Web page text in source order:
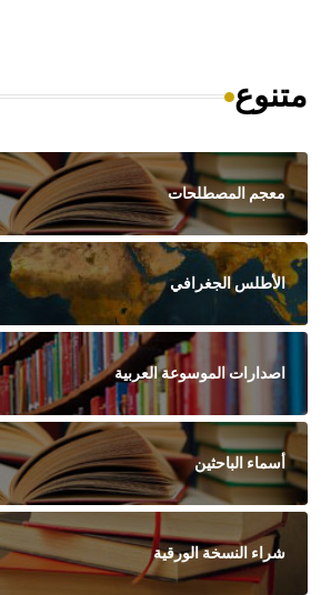
متنوع
معجم المصطلحات
الأطلس الجغرافي
اصدارات الموسوعة العربية
أسماء الباحثين
شراء النسخة الورقية